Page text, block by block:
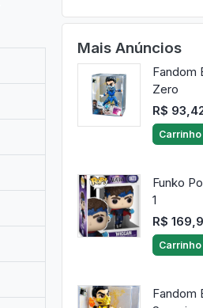
Mais Anúncios
Fandom
Zero
R$
Carrinho
Funko
1
R$
Carrinho
Fandom